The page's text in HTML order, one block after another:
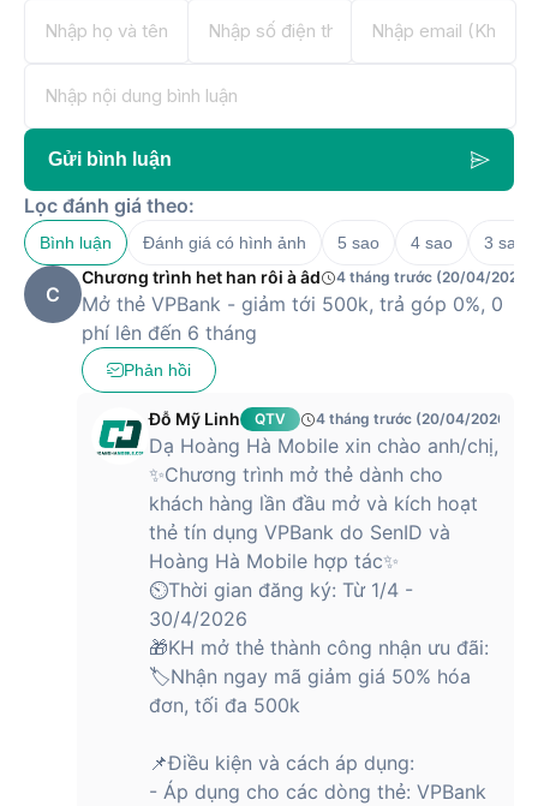
Gửi bình luận
Lọc đánh giá theo:
Bình luận Đánh giá có hình ảnh 5 sao 4 sao 3 sao
C
Chương trình het han rôi à âd 4 tháng trước (20/04/2026)
Mở thẻ VPBank - giảm tới 500k, trả góp 0%, 0
phí lên đến 6 tháng
Phản hồi
Đỗ Mỹ Linh QTV 4 tháng trước (20/04/2026)
Dạ Hoàng Hà Mobile xin chào anh/chị,
✨Chương trình mở thẻ dành cho
khách hàng lần đầu mở và kích hoạt
thẻ tín dụng VPBank do SenID và
Hoàng Hà Mobile hợp tác✨
⏲Thời gian đăng ký: Từ 1/4 -
30/4/2026
🎁KH mở thẻ thành công nhận ưu đãi:
🏷Nhận ngay mã giảm giá 50% hóa
đơn, tối đa 500k
📌Điều kiện và cách áp dụng:
- Áp dụng cho các dòng thẻ: VPBank